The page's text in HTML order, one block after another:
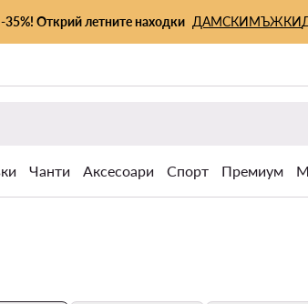
35%! Открий летните находки ДАМСКИМЪЖКИ
Чанти Аксесоари Спорт Премиум